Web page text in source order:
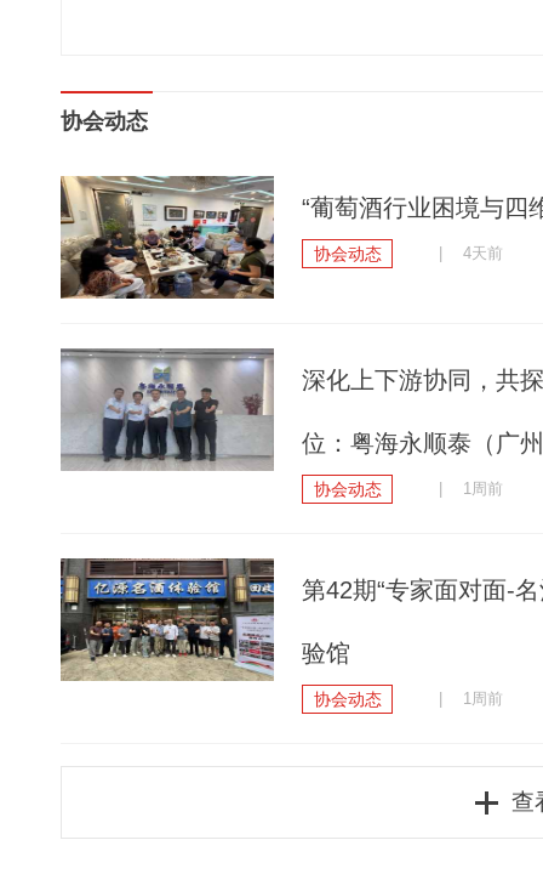
协会动态
“葡萄酒行业困境与四
协会动态 | 4天前
深化上下游协同，共
位：粤海永顺泰（广
协会动态 | 1周前
第42期“专家面对面-
验馆
协会动态 | 1周前
查